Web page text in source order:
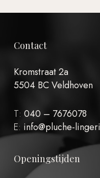
Contact
Kromstraat 2a
5504 BC Veldhoven
T: 040 – 7676078
E: info@pluche-
Openingstijden